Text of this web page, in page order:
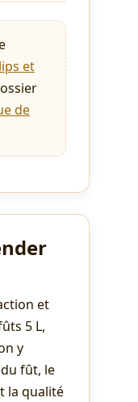
et
de
et
5 L,
y
fût, le
la qualité